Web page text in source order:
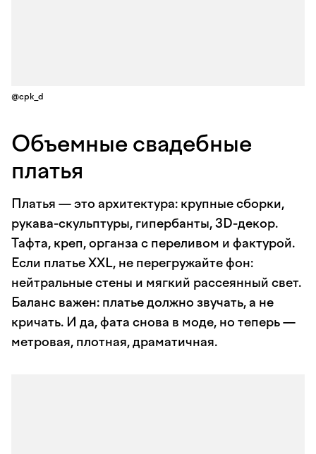
@cpk_d
Объемные свадебные
платья
Платья — это архитектура: крупные сборки,
рукава-скульптуры, гипербанты, 3D-декор.
Тафта, креп, органза с переливом и фактурой.
Если платье XXL, не перегружайте фон:
нейтральные стены и мягкий рассеянный свет.
Баланс важен: платье должно звучать, а не
кричать. И да, фата снова в моде, но теперь —
метровая, плотная, драматичная.